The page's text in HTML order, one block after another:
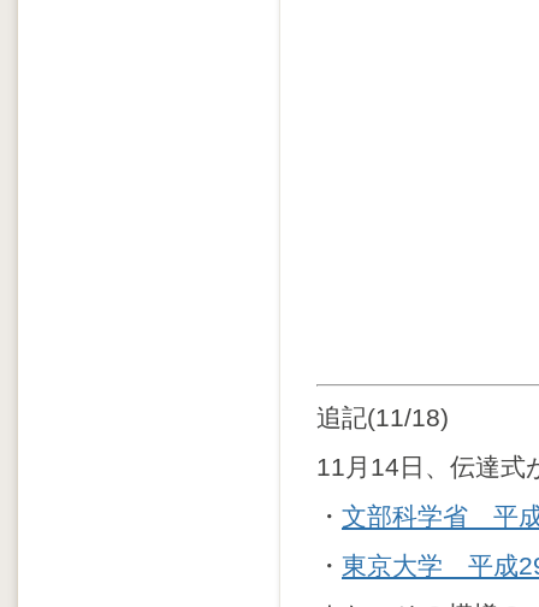
追記(11/18)
11月14日、伝達式
・ 文部科学省 平
・ 東京大学 平成